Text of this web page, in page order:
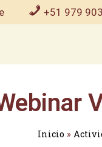
+51 979
Inicio »